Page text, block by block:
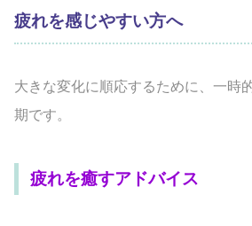
疲れを感じやすい方へ
大きな変化に順応するために、一時
期です。
疲れを癒すアドバイス